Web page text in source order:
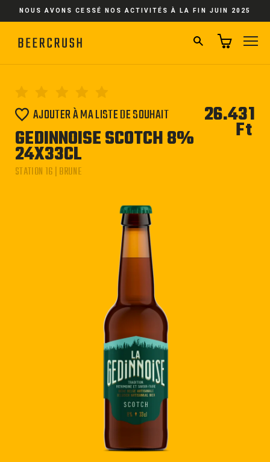
PasserNOUS AVONS CESSÉ NOS ACTIVITÉS À LA FIN JUIN 2025
RECHERCHER
AJOUTER À MA LISTE DE SOUHAIT
GEDINNOISE SCOTCH 8%
24X33CL
STATION 16 | BRUNE
26.431
Ft